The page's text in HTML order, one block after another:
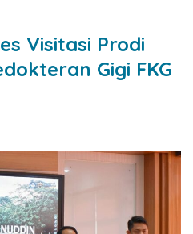
Visitasi Prodi
Gigi FKG